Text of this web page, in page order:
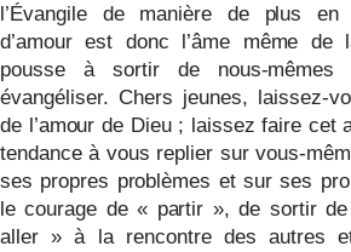
l’Évangile de manière de plus en
d’amour est donc l’âme même
pousse à sortir de nous-
évangéliser. Chers jeunes, laissez-
de l’amour de Dieu ; laissez faire cet
tendance à vous replier sur vous-
ses propres problèmes et sur ses
le courage de « partir », de sortir
aller » à la rencontre des autres